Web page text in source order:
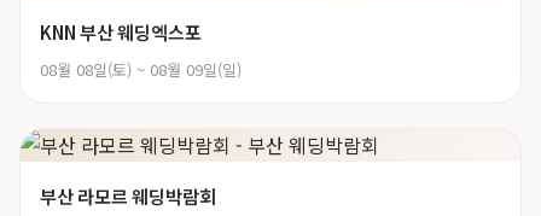
KNN 부산 웨딩엑스포
08월 08일(토) ~ 08월 09일(일)
부산 라모르 웨딩박람회